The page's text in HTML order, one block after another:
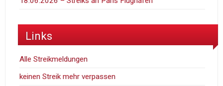
Links
Alle Streikmeldungen
keinen Streik mehr verpassen